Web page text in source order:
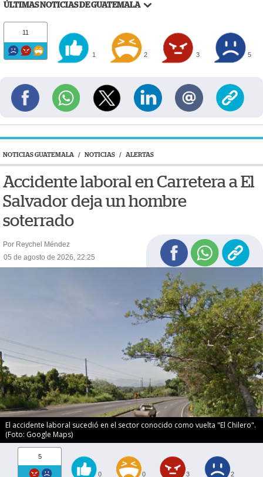
ÚLTIMAS NOTICIAS DE GUATEMALA
11
1 2 3 5
NOTICIAS GUATEMALA / NOTICIAS / ALERTAS
Accidente laboral en Carretera a El
Salvador deja un hombre
soterrado
Por Reychel Méndez
05 de agosto de 2026, 22:25
El accidente laboral sucedió en el sector conocido como vuelta "El Chilero".
(Foto: Google Maps)
5
0 0 3 2